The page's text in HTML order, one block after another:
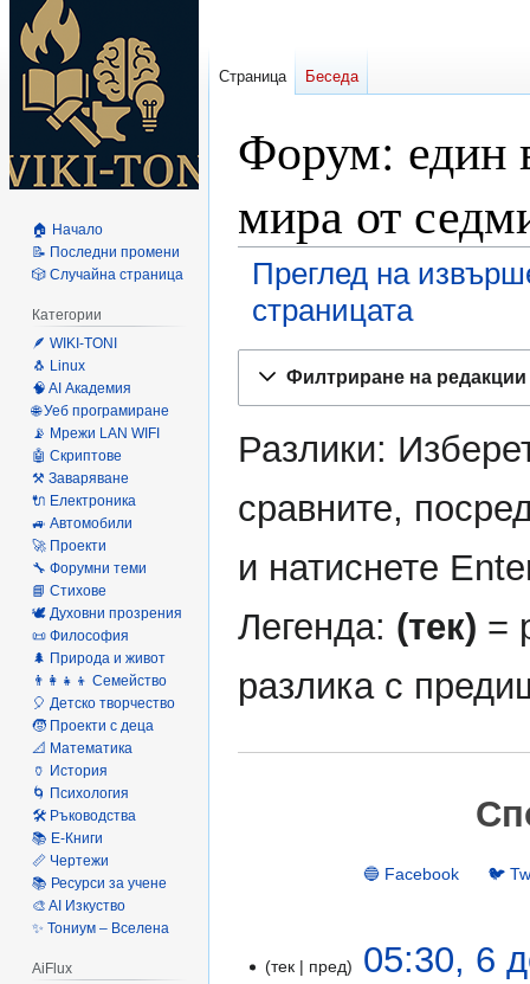
Форум: един
мира от
Преглед на
страницата
Филтриране на редакции
Разлики:
сравните,
и натиснете
Легенда: (тек) =
разлика с
🔵 Facebook 🐦
декември
тек пред
05:30, 6
Страница Беседа
🏠 Начало
📝 Последни промени
🎲 Случайна страница
Категории
🪶 WIKI-TONI
🐧 Linux
🧠 AI Академия
🌐 Уеб програмиране
📡 Мрежи LAN WIFI
🤖 Скриптове
⚒️ Заваряване
🔌 Електроника
🚙 Автомобили
🚀 Проекти
🔧 Форумни теми
📘 Стихове
🕊️ Духовни прозрения
📜 Философия
🌲 Природа и живот
👨‍👩‍👧‍👦 Семейство
🎈 Детско творчество
🧒 Проекти с деца
📐 Математика
🏺 История
🌀 Психология
🛠️ Ръководства
📚 Е-Книги
📏 Чертежи
📚 Ресурси за учене
🎨 AI Изкуство
✨ Тониум – Вселена
AiFlux